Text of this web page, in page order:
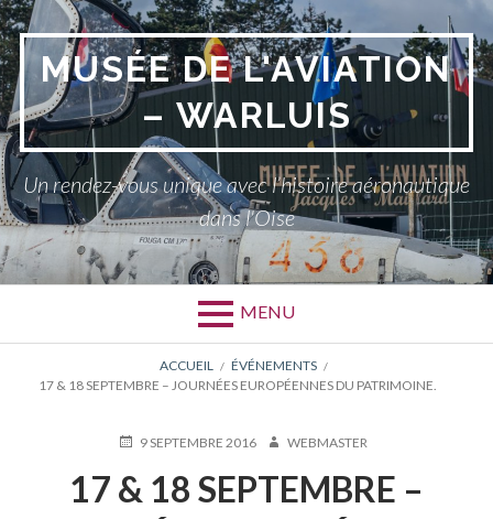
Aller
au
contenuMUSÉE DE L'AVIATION
– WARLUIS
Un rendez-vous unique avec l’histoire aéronautique
dans l'Oise
MENU
FIL
ACCUEIL
ÉVÉNEMENTS
17 & 18 SEPTEMBRE – JOURNÉES EUROPÉENNES DU PATRIMOINE.
PUBLIÉ9 SEPTEMBRE 2016 AUTEUR
WEBMASTER
17 & 18 SEPTEMBRE –